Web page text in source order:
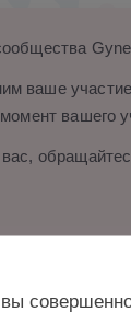
ваше
вашего